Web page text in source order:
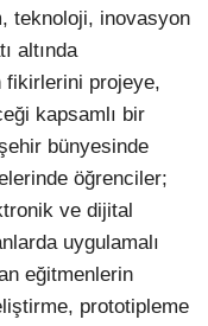
teknoloji, inovasyon
altında
fikirlerini projeye,
kapsamlı bir
bünyesinde
öğrenciler;
ve dijital
uygulamalı
eğitmenlerin
prototipleme